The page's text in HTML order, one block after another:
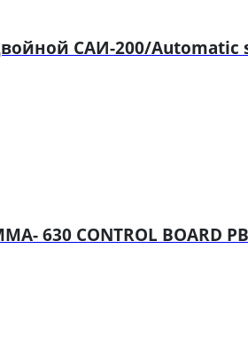
САИ-200/Automatic
630 CONTROL BOARD